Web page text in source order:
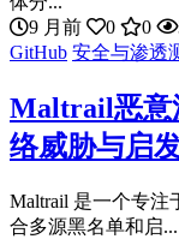
9 月前
0 0
GitHub 安全与渗透
Maltrail恶意
络威胁与启
Maltrail 是一个专注
合多源黑名单和启...